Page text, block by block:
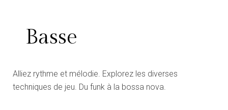
Basse
Alliez rythme et mélodie. Explorez les diverses
techniques de jeu. Du funk à la bossa nova.